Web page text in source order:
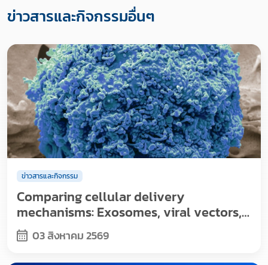
ข่าวสารและกิจกรรมอื่นๆ
ข่าวสารและกิจกรรม
Comparing cellular delivery
mechanisms: Exosomes, viral vectors,
and nanoparticles
03 สิงหาคม 2569